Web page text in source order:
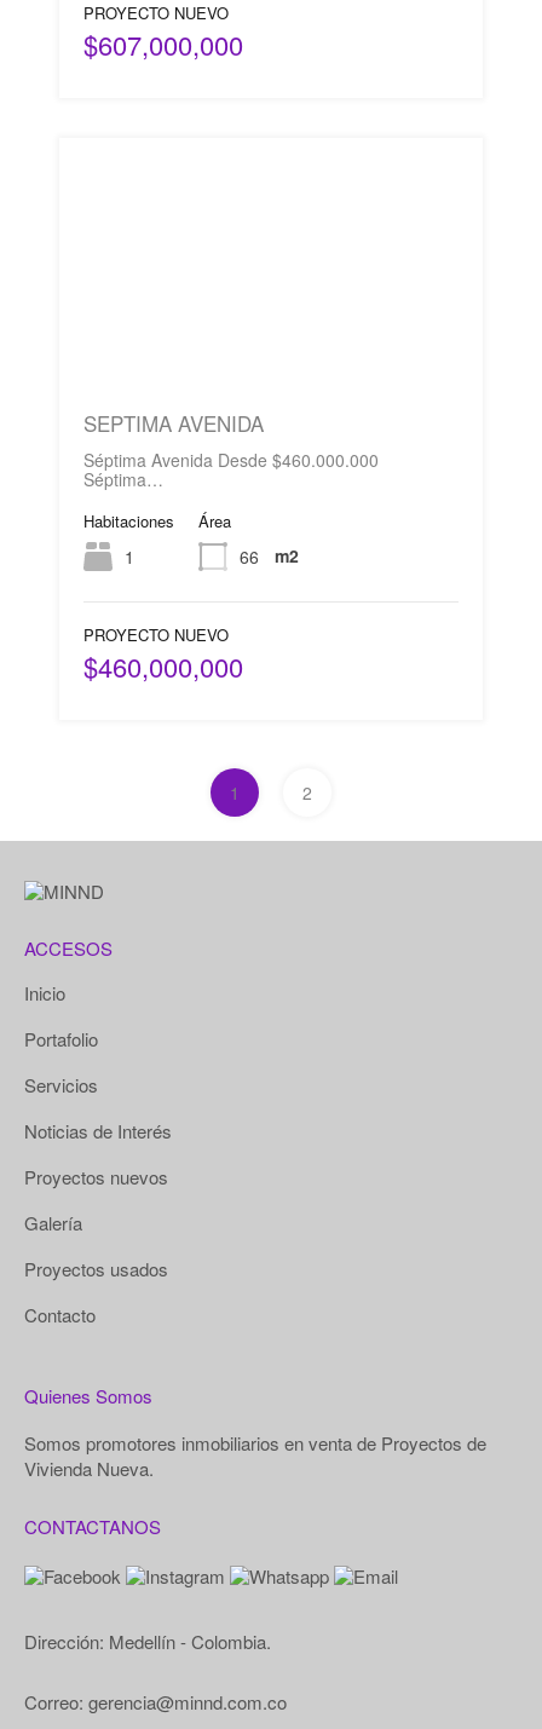
PROYECTO NUEVO
$607,000,000
SEPTIMA AVENIDA
Séptima Avenida Desde $460.000.000
Séptima…
Habitaciones
1
Área
66 m2
PROYECTO NUEVO
$460,000,000
1 2
ACCESOS
Inicio
Portafolio
Servicios
Noticias de Interés
Proyectos nuevos
Galería
Proyectos usados
Contacto
Quienes Somos
Somos promotores inmobiliarios en venta de Proyectos de
Vivienda Nueva.
CONTACTANOS
Dirección: Medellín - Colombia.
Correo: gerencia@minnd.com.co